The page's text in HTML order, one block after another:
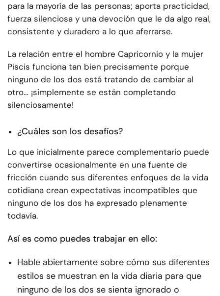
para la mayoría de las personas; aporta practicidad,
fuerza silenciosa y una devoción que le da algo real,
consistente y duradero a lo que aferrarse.
La relación entre el hombre Capricornio y la mujer
Piscis funciona tan bien precisamente porque
ninguno de los dos está tratando de cambiar al
otro… ¡simplemente se están completando
silenciosamente!
¿Cuáles son los desafíos?
Lo que inicialmente parece complementario puede
convertirse ocasionalmente en una fuente de
fricción cuando sus diferentes enfoques de la vida
cotidiana crean expectativas incompatibles que
ninguno de los dos ha expresado plenamente
todavía.
Así es como puedes trabajar en ello:
Hable abiertamente sobre cómo sus diferentes
estilos se muestran en la vida diaria para que
ninguno de los dos se sienta ignorado o